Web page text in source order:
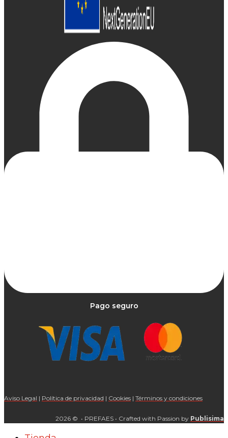
Pago seguro
Aviso Legal | Política de privacidad | Cookies | Términos y condiciones
2026 © • PREFAES • Crafted with Passion by Publisima